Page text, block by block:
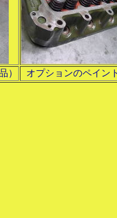
） オプションのペイン